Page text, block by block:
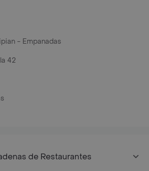
- Empanadas
42
de Restaurantes